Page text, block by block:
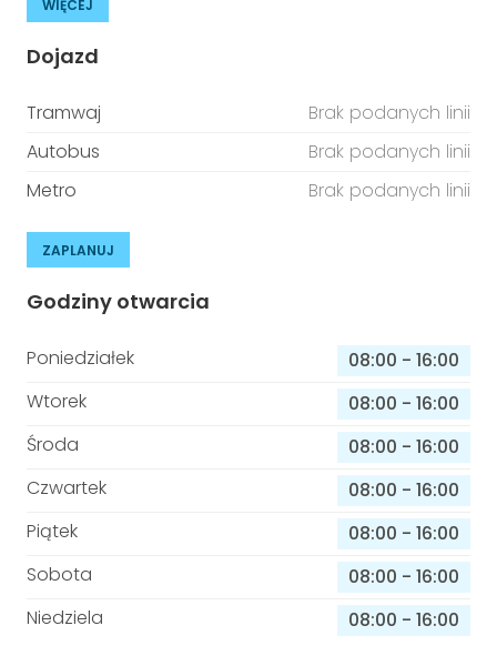
WIĘCEJ
Dojazd
Tramwaj
Brak podanych linii
Autobus
Brak podanych linii
Metro
Brak podanych linii
ZAPLANUJ
Godziny otwarcia
Poniedziałek 08:00 - 16:00
Wtorek
08:00 - 16:00
Środa
08:00 - 16:00
Czwartek
08:00 - 16:00
Piątek
08:00 - 16:00
Sobota
08:00 - 16:00
Niedziela
08:00 - 16:00